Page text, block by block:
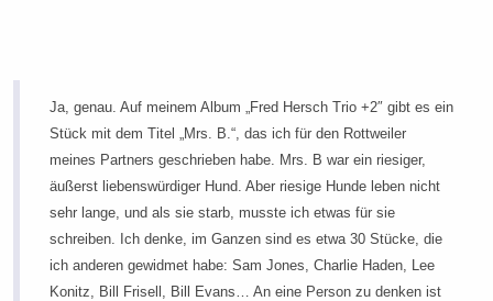
Ja, genau. Auf meinem Album „Fred Hersch Trio +2″ gibt es ein
Stück mit dem Titel „Mrs. B.“, das ich für den Rottweiler
meines Partners geschrieben habe. Mrs. B war ein riesiger,
äußerst liebenswürdiger Hund. Aber riesige Hunde leben nicht
sehr lange, und als sie starb, musste ich etwas für sie
schreiben. Ich denke, im Ganzen sind es etwa 30 Stücke, die
ich anderen gewidmet habe: Sam Jones, Charlie Haden, Lee
Konitz, Bill Frisell, Bill Evans… An eine Person zu denken ist